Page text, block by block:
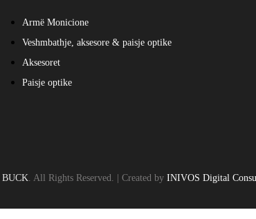
Armë Monicione
Veshmbathje, aksesore & paisje optike
Aksesoret
Paisje optike
BUCK. All Rights Reserved. | Created by INIVOS Digital